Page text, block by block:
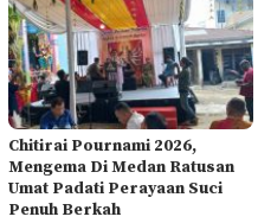
Chitirai Pournami 2026,
Mengema Di Medan Ratusan
Umat Padati Perayaan Suci
Penuh Berkah